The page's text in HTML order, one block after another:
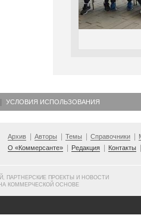
УСЛОВИЯ ИСПОЛЬЗОВАНИЯ
Архив Авторы Темы Справочники
О «Коммерсанте»
Редакция Контакты
ПАРТНЕРСКИЕ ПРОЕКТЫ И НОВОСТИ
КОММЕРЧЕСКОЙ ОСНОВЕ